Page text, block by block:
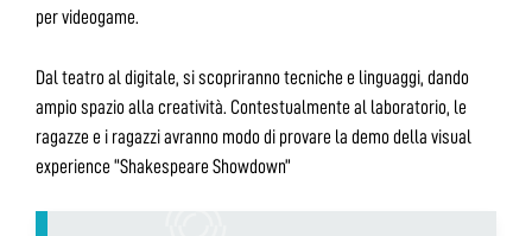
per videogame.
Dal teatro al digitale, si scopriranno tecniche e linguaggi, dando
ampio spazio alla creatività. Contestualmente al laboratorio, le
ragazze e i ragazzi avranno modo di provare la demo della visual
experience “Shakespeare Showdown”